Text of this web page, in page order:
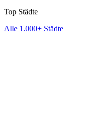
Top Städte
Alle 1.000+ Städte